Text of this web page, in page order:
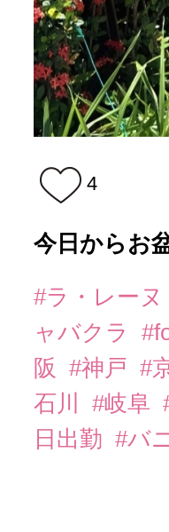
4
今日からお
#ラ・レーヌ
ャバクラ
阪
#神戸 #
石川
#岐阜
日出勤 #バ